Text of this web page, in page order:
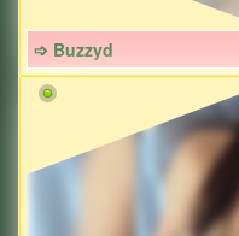
➩ Buzzyd